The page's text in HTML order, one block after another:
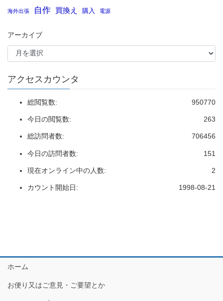
海外出張 自作 買換え 購入 電源
アーカイブ
アクセスカウンタ
950770
総閲覧数:
263
今日の閲覧数:
706456
総訪問者数:
151
今日の訪問者数:
2
現在オンライン中の人数:
1998-08-21
カウント開始日:
ホーム
お便り又はご意見・ご要望とか